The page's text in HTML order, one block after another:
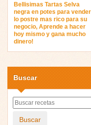
Bellisimas Tartas Selva
negra en potes para vender
lo postre mas rico para su
negocio, Aprende a hacer
hoy mismo y gana mucho
dinero!
Buscar
Buscar